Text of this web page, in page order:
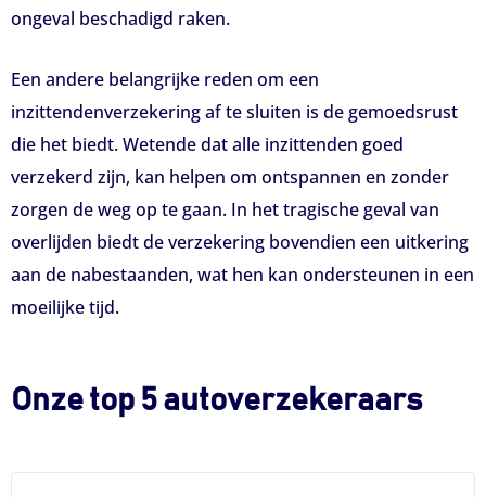
ongeval beschadigd raken.
Een andere belangrijke reden om een
inzittendenverzekering af te sluiten is de gemoedsrust
die het biedt. Wetende dat alle inzittenden goed
verzekerd zijn, kan helpen om ontspannen en zonder
zorgen de weg op te gaan. In het tragische geval van
overlijden biedt de verzekering bovendien een uitkering
aan de nabestaanden, wat hen kan ondersteunen in een
moeilijke tijd.
Onze top 5 autoverzekeraars